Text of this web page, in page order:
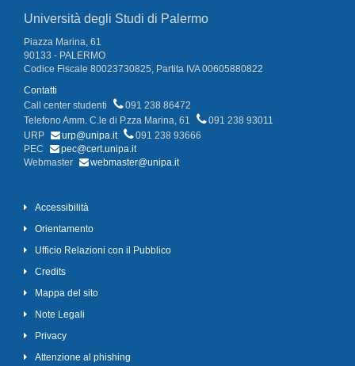
Università degli Studi di Palermo
Piazza Marina, 61
90133 - PALERMO
Codice Fiscale 80023730825, Partita IVA 00605880822
Contatti
Call center studenti
091 238 86472
Telefono Amm. C.le di P.zza Marina, 61
091 238 93011
URP
urp@unipa.it
091 238 93666
PEC
pec@cert.unipa.it
Webmaster
webmaster@unipa.it
Accessibilità
Orientamento
Ufficio Relazioni con il Pubblico
Credits
Mappa del sito
Note Legali
Privacy
Attenzione al phishing